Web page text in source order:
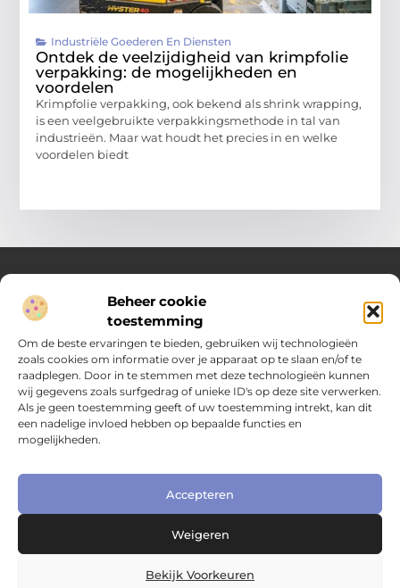
Beheer cookie
toestemming
Om de beste ervaringen te bieden, gebruiken wij technologieën
zoals cookies om informatie over je apparaat op te slaan en/of te
raadplegen. Door in te stemmen met deze technologieën kunnen
wij gegevens zoals surfgedrag of unieke ID's op deze site verwerken.
Als je geen toestemming geeft of uw toestemming intrekt, kan dit
een nadelige invloed hebben op bepaalde functies en
mogelijkheden.
Accepteren
Weigeren
Bekijk Voorkeuren
Industriële Goederen En Diensten
Ontdek de veelzijdigheid van krimpfolie
verpakking: de mogelijkheden en
voordelen
Krimpfolie verpakking, ook bekend als shrink wrapping,
is een veelgebruikte verpakkingsmethode in tal van
industrieën. Maar wat houdt het precies in en welke
voordelen biedt
Over Compleet Zakelijk
Praktische inzichten voor slimme beslissingen
Laat je inspireren door diverse artikelen vol toepasbare tips,
heldere inzichten en frisse perspectieven. Alles wat je nodig
hebt om met vertrouwen en overzicht keuzes te maken in het
dagelijks leven en werk.